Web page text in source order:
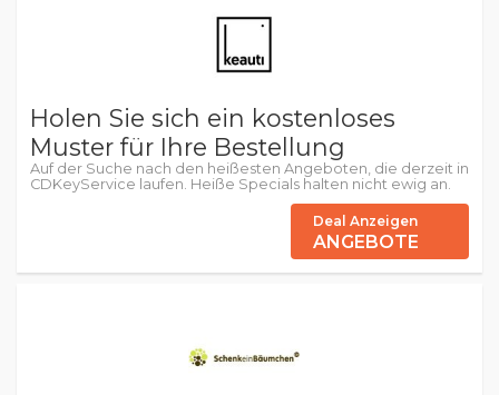
Holen Sie sich ein kostenloses
Muster für Ihre Bestellung
Auf der Suche nach den heißesten Angeboten, die derzeit in
CDKeyService laufen. Heiße Specials halten nicht ewig an.
Deal Anzeigen
ANGEBOTE